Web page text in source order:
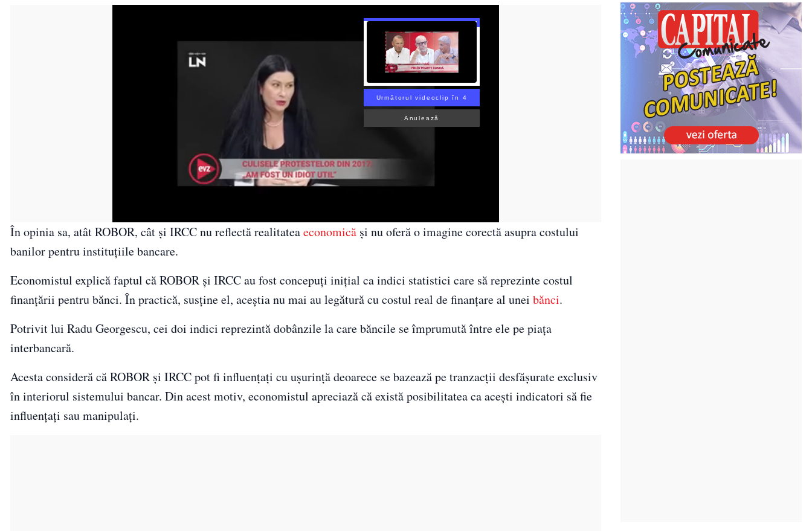
Următorul videoclip în 3
Anulează
În opinia sa, atât ROBOR, cât și IRCC nu reflectă realitateaeconomică și nu oferă o imagine corectă asupra costului
banilor pentru instituțiile bancare.
Economistul explică faptul că ROBOR și IRCC au fost concepuți inițial ca indici statistici care să reprezinte costul
finanțării pentru bănci. În practică, susține el, aceștia nu mai au legătură cu costul real de finanțare al unei bănci.
Potrivit lui Radu Georgescu, cei doi indici reprezintă dobânzile la care băncile se împrumută între ele pe piața
interbancară.
Acesta consideră că ROBOR și IRCC pot fi influențați cu ușurință deoarece se bazează pe tranzacții desfășurate exclusiv
în interiorul sistemului bancar. Din acest motiv, economistul apreciază că există posibilitatea ca acești indicatori să fie
influențați sau manipulați.